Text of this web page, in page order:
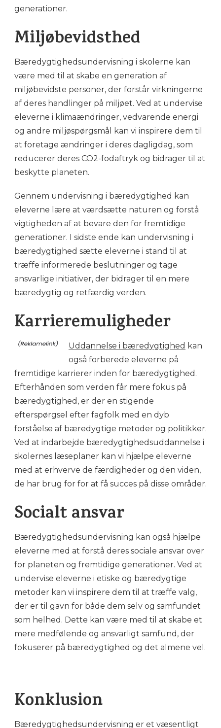
generationer.
Miljøbevidsthed
Bæredygtighedsundervisning i skolerne kan
være med til at skabe en generation af
miljøbevidste personer, der forstår virkningerne
af deres handlinger på miljøet. Ved at undervise
eleverne i klimaændringer, vedvarende energi
og andre miljøspørgsmål kan vi inspirere dem til
at foretage ændringer i deres dagligdag, som
reducerer deres CO2-fodaftryk og bidrager til at
beskytte planeten.
Gennem undervisning i bæredygtighed kan
eleverne lære at værdsætte naturen og forstå
vigtigheden af at bevare den for fremtidige
generationer. I sidste ende kan undervisning i
bæredygtighed sætte eleverne i stand til at
træffe informerede beslutninger og tage
ansvarlige initiativer, der bidrager til en mere
bæredygtig og retfærdig verden.
Karrieremuligheder
Uddannelse i bæredygtighed kan
også forberede eleverne på
fremtidige karrierer inden for bæredygtighed.
Efterhånden som verden får mere fokus på
bæredygtighed, er der en stigende
efterspørgsel efter fagfolk med en dyb
forståelse af bæredygtige metoder og politikker.
Ved at indarbejde bæredygtighedsuddannelse i
skolernes læseplaner kan vi hjælpe eleverne
med at erhverve de færdigheder og den viden,
de har brug for for at få succes på disse områder.
Socialt ansvar
Bæredygtighedsundervisning kan også hjælpe
eleverne med at forstå deres sociale ansvar over
for planeten og fremtidige generationer. Ved at
undervise eleverne i etiske og bæredygtige
metoder kan vi inspirere dem til at træffe valg,
der er til gavn for både dem selv og samfundet
som helhed. Dette kan være med til at skabe et
mere medfølende og ansvarligt samfund, der
fokuserer på bæredygtighed og det almene vel.
Konklusion
Bæredygtighedsundervisning er et væsentligt